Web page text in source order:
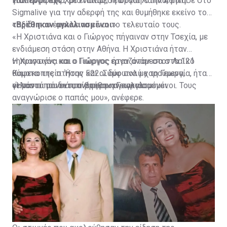
Sigmalive για την αδερφή της και θυμήθηκε εκείνο το
ταξίδι που έμελλε να είναι το τελευταίο τους.
«Βρέθηκαν αγκαλιασμένοι»
«Η Χριστιάνα και ο Γιώργος πήγαιναν στην Τσεχία, με
ενδιάμεση στάση στην Αθήνα. Η Χριστιάνα ήταν
νηπιαγωγός και ο Γιώργος εργαζόταν στον Λαϊκό
Καφεκοπτείο. Ήταν και οι δύο πολύ χαρούμενα,
γελαστά παιδιά», ανέφερε η Γεωργία.
Η Χριστιάνα και ο Γιώργος ήταν ανάμεσα στα 121
θύματα της πτήσης 522. Σύμφωνα με τη Γεωργία, ήταν
οι μόνοι που εντοπίστηκαν αγκαλιασμένοι.
«Ήταν οι μόνοι που βρέθηκαν αγκαλιασμένοι. Τους
αναγνώρισε ο παπάς μου», ανέφερε.